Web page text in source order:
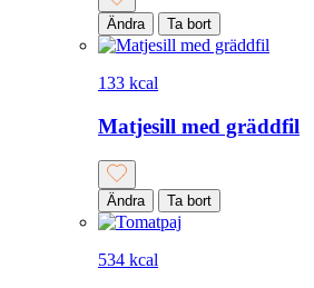
Ändra Ta bort
133 kcal
Matjesill med gräddfil
Ändra Ta bort
534 kcal